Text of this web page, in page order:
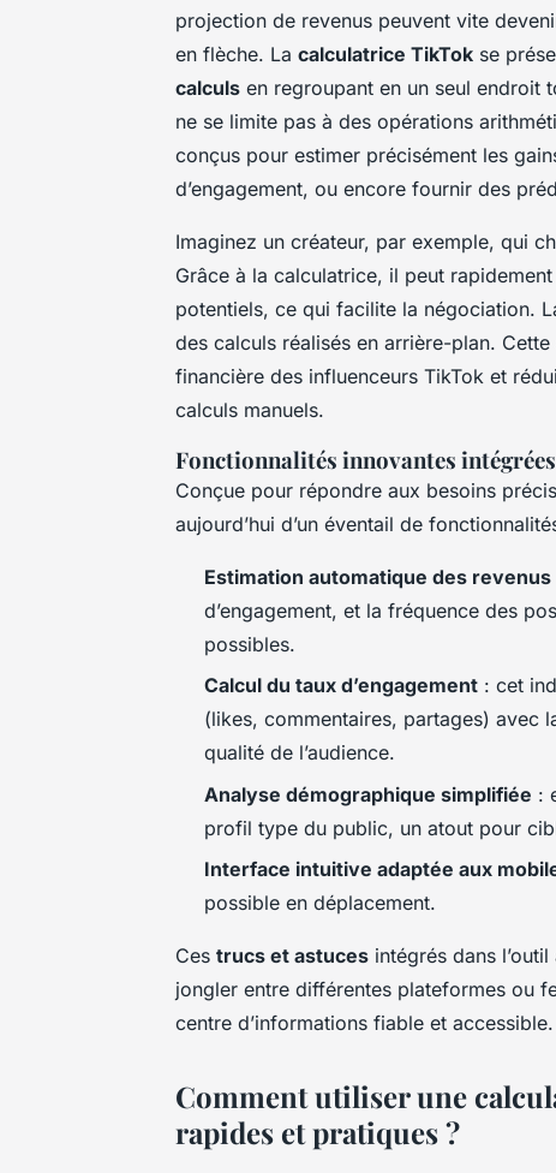
projection de revenus peuvent vite
en flèche. La calculatrice TikTok se
calculs en regroupant en un seul endroit
ne se limite pas à des opérations
conçus pour estimer précisément les
d’engagement, ou encore fournir des
Imaginez un créateur, par exemple, qui
Grâce à la calculatrice, il peut
potentiels, ce qui facilite la négociation.
des calculs réalisés en arrière-plan.
financière des influenceurs TikTok et
calculs manuels.
Fonctionnalités innovantes
Conçue pour répondre aux besoins
aujourd’hui d’un éventail de
Estimation automatique des revenus
d’engagement, et la fréquence des
possibles.
Calcul du taux d’engagement : cet
(likes, commentaires, partages) avec
qualité de l’audience.
Analyse démographique simplifiée :
profil type du public, un atout pour
Interface intuitive adaptée aux
possible en déplacement.
Ces trucs et astuces intégrés dans
jongler entre différentes plateformes ou
centre d’informations fiable et accessible.
Comment utiliser une
rapides et pratiques ?